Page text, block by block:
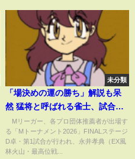
未分類
「場決めの運の勝ち」解説も呆
然 猛将と呼ばれる雀士、試合開
始からわずか5巡・1分47秒での
親満貫炸裂「誰が勝てるの？」
「バグってない？？」と困惑の
Mリーガー、各プロ団体推薦者が出場す
る「Mトーナメント2026」FINALステージ
D卓・第1試合が行われ、永井孝典（EX風
林火山・最高位戦...